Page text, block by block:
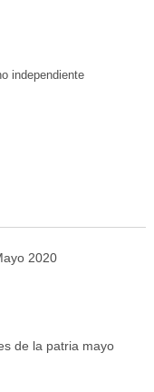
independiente
2020
de la patria mayo